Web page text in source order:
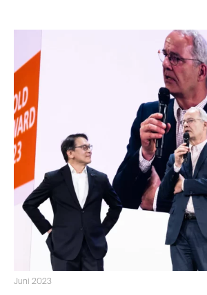
Juni 2023